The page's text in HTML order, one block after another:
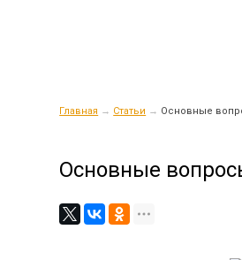
Главная → Статьи → Основные
Основные